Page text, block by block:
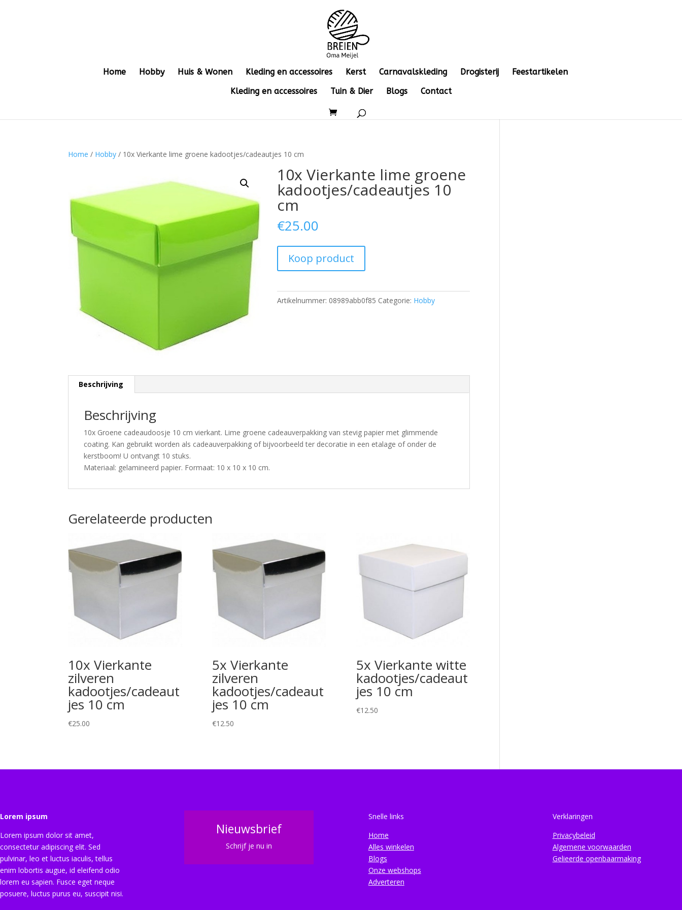
Home Hobby Huis & Wonen Kleding en accessoires Kerst Carnavalskleding Drogisterij
Feestartikelen
Kleding en accessoires
Tuin & Dier Blogs Contact
Home / Hobby / 10x Vierkante lime groene kadootjes/cadeautjes 10 cm
10x Vierkante lime groene
kadootjes/cadeautjes 10
cm
€25.00
Koop product
Artikelnummer: 08989abb0f85 Categorie: Hobby
Beschrijving
Beschrijving
10x Groene cadeaudoosje 10 cm vierkant. Lime groene cadeauverpakking van stevig papier met glimmende
coating. Kan gebruikt worden als cadeauverpakking of bijvoorbeeld ter decoratie in een etalage of onder de
kerstboom! U ontvangt 10 stuks.
Materiaal: gelamineerd papier. Formaat: 10 x 10 x 10 cm.
Gerelateerde producten
10x Vierkante
zilveren
kadootjes/cadeaut
jes 10 cm
€25.00
5x Vierkante
zilveren
kadootjes/cadeaut
jes 10 cm
€12.50
5x Vierkante witte
kadootjes/cadeaut
jes 10 cm
€12.50
Lorem ipsum
Lorem ipsum dolor sit amet,
consectetur adipiscing elit. Sed
pulvinar, leo et luctus iaculis, tellus
enim lobortis augue, id eleifend odio
lorem eu sapien. Fusce eget neque
posuere, luctus purus eu, suscipit nisi.
Nieuwsbrief
Schrijf je nu in
Snelle links
Home
Alles winkelen
Blogs
Onze webshops
Adverteren
Verklaringen
Privacybeleid
Algemene voorwaarden
Gelieerde openbaarmaking